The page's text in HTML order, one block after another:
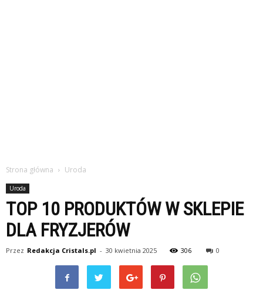
Strona główna Uroda
Uroda
TOP 10 PRODUKTÓW W SKLEPIE
DLA FRYZJERÓW
Przez Redakcja Cristals.pl - 30 kwietnia 2025 306 0